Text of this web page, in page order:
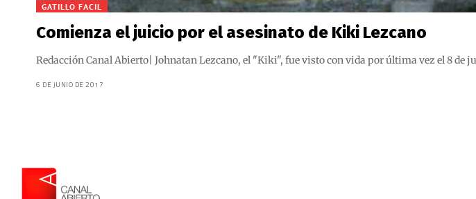
GATILLO FACIL
Comienza el juicio por el asesinato de Kiki Lezcano
Redacción Canal Abierto| Johnatan Lezcano, el "Kiki", fue visto con vida por última vez el 8 de
6 DE JUNIO DE 2017